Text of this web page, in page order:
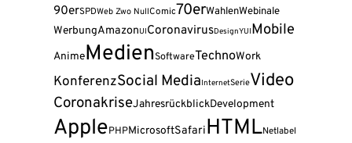
90erSPDWeb Zwo NullComic70erWahlenWebinale
WerbungAmazonUICoronavirusDesignYUIMobile
AnimeMedienSoftwareTechnoWork
KonferenzSocial MediaInternetSerieVideo
CoronakriseJahresrückblickDevelopment
ApplePHPMicrosoftSafariHTMLNetlabel